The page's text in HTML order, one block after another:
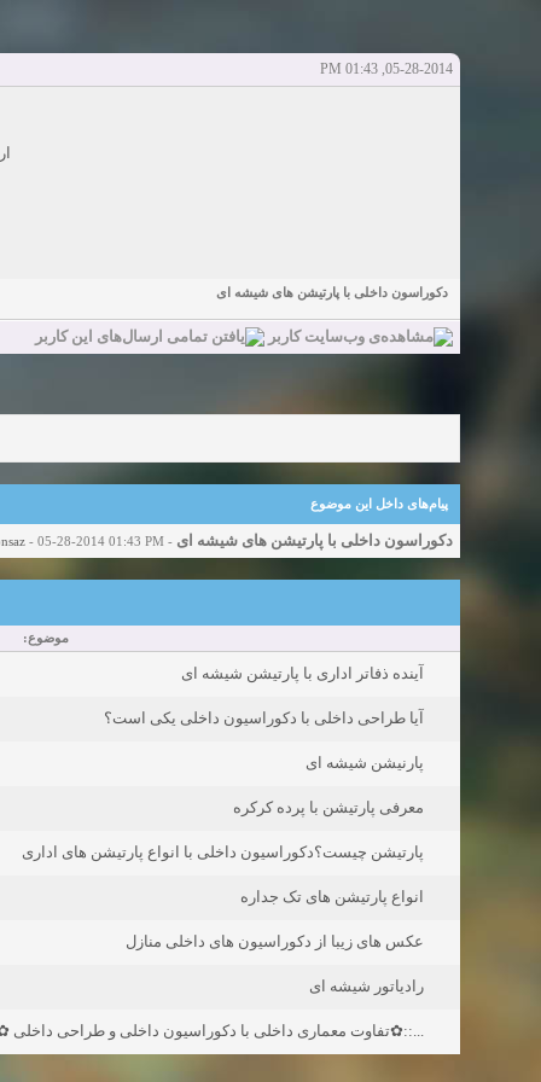
شروع کننده: elmi.alireza70 آخرین ارسال توسط: elmi.alireza70 پاسخ ها:0
Girls in your town for night - Real-life Females
05-28-2014, 01:43 PM
دکوراسون داخلی با پارتیشن های شیشه ای
پیام‌های داخل این موضوع
دکوراسون داخلی با پارتیشن های شیشه ای -
- 05-28-2014 01:43 PM
موضوع:
آینده ذفاتر اداری با پارتیشن شیشه ای
آیا طراحی داخلی با دکوراسیون داخلی یکی است؟
پارنیشن شیشه ای
معرفی پارتیشن با پرده کرکره
پارتیشن چیست؟دکوراسیون داخلی با انواع پارتیشن های اداری
انواع پارتیشن های تک جداره
عکس های زیبا از دکوراسیون های داخلی منازل
رادیاتور شیشه ای
...::✿تفاوت معماری داخلی با دکوراسیون داخلی و طراحی داخلی